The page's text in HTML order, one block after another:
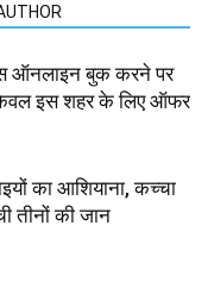
ऑनलाइन बुक करने पर
इस शहर के लिए ऑफर
का आशियाना, कच्चा
तीनों की जान